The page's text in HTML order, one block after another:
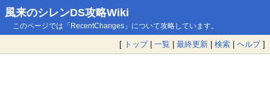
風来のシレンDS攻略Wiki
このページでは「RecentChanges」について攻略しています。
[ トップ| 一覧 | 最終更新 | 検索 | ヘルプ]